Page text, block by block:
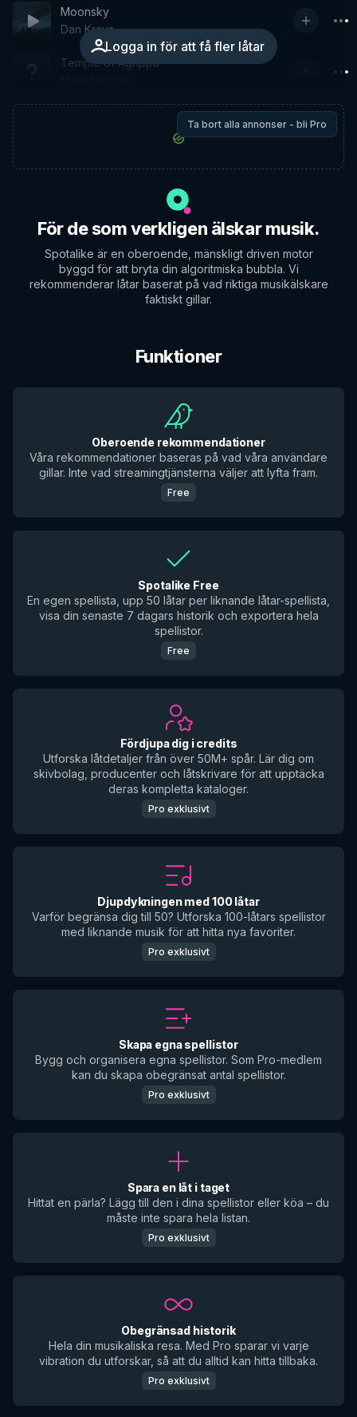
Logga in för att få fler låtar
Moonsky
Dan Kraus
Temple of Agrippa
Ta bort alla annonser - bli Pro
För de som verkligen älskar musik.
Spotalike är en oberoende, mänskligt driven motor
byggd för att bryta din algoritmiska bubbla. Vi
rekommenderar låtar baserat på vad riktiga musikälskare
faktiskt gillar.
Funktioner
Oberoende rekommendationer
Våra rekommendationer baseras på vad våra användare
gillar. Inte vad streamingtjänsterna väljer att lyfta fram.
Free
Spotalike Free
En egen spellista, upp 50 låtar per liknande låtar-spellista,
visa din senaste 7 dagars historik och exportera hela
spellistor.
Free
Fördjupa dig i credits
Utforska låtdetaljer från över 50M+ spår. Lär dig om
skivbolag, producenter och låtskrivare för att upptäcka
deras kompletta kataloger.
Pro exklusivt
Djupdykningen med 100 låtar
Varför begränsa dig till 50? Utforska 100-låtars spellistor
med liknande musik för att hitta nya favoriter.
Pro exklusivt
Skapa egna spellistor
Bygg och organisera egna spellistor. Som Pro-medlem
kan du skapa obegränsat antal spellistor.
Pro exklusivt
Spara en låt i taget
Hittat en pärla? Lägg till den i dina spellistor eller köa – du
måste inte spara hela listan.
Pro exklusivt
Obegränsad historik
Hela din musikaliska resa. Med Pro sparar vi varje
vibration du utforskar, så att du alltid kan hitta tillbaka.
Pro exklusivt